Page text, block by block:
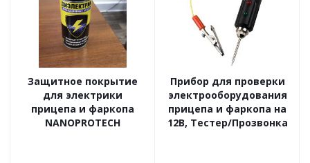
Защитное покрытие
для электрики
прицепа и фаркопа
NANOPROTECH
Прибор для проверки
электрооборудования
прицепа и фаркопа на
12В, Тестер/Прозвонка